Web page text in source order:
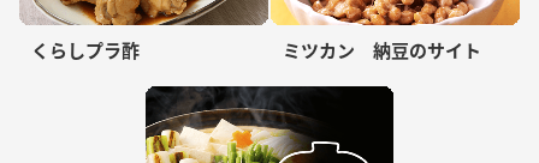
くらしプラ酢 ミツカン 納豆のサイト